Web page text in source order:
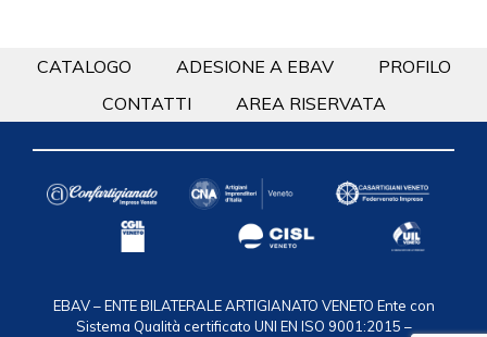
CATALOGO ADESIONE A EBAV
PROFILO
CONTATTI
AREA RISERVATA
EBAV – ENTE BILATERALE ARTIGIANATO VENETO Ente con
Sistema Qualità certificato UNI EN ISO 9001:2015 –